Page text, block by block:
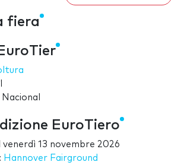
fiera
EuroTiero
venerdì 13 novembre 2026
Hannover Fairground